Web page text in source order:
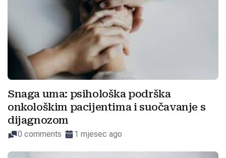
Snaga uma: psihološka podrška
onkološkim pacijentima i suočavanje s
dijagnozom
0 comments 1 mjesec ago